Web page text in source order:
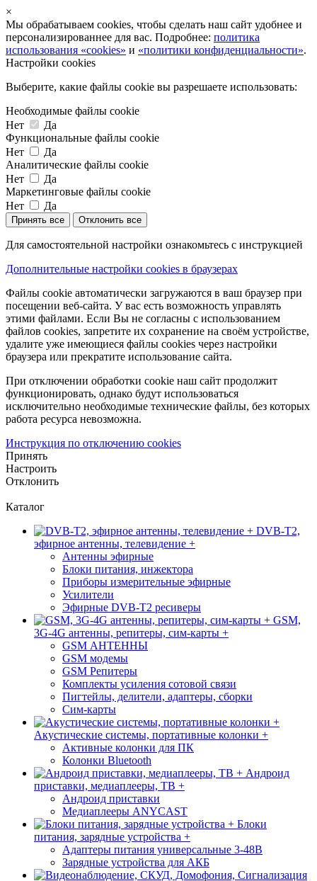
×
Мы обрабатываем cookies, чтобы сделать наш сайт удобнее и
персонализированнее для вас. Подробнее: политика
использования «cookies» и «политики конфиденциальности».
Настройки cookies
Выберите, какие файлы cookie вы разрешаете использовать:
Необходимые файлы cookie
Нет
Да
Функциональные файлы cookie
Нет
Да
Аналитические файлы cookie
Нет
Да
Маркетинговые файлы cookie
Нет
Да
Принять все Отклонить все
Для самостоятельной настройки ознакомьтесь с инструкцией
Дополнительные настройки cookies в браузерах
Файлы cookie автоматически загружаются в ваш браузер при
посещении веб-сайта. У вас есть возможность управлять
этими файлами. Если Вы не согласны с использованием
файлов cookies, запретите их сохранение на своём устройстве,
удалите уже имеющиеся файлы cookies через настройки
браузера или прекратите использование сайта.
При отключении обработки cookie наш сайт продолжит
функционировать, однако будут использоваться
исключительно необходимые технические файлы, без которых
работа ресурса невозможна.
Инструкция по отключению cookies
Принять
Настроить
Отклонить
Каталог
DVB-T2,
эфирное антенны, телевидение +
Антенны эфирные
Блоки питания, инжектора
Приборы измерительные эфирные
Усилители
Эфирные DVB-T2 ресиверы
GSM,
3G-4G антенны, репитеры, сим-карты +
GSM АНТЕННЫ
GSM модемы
GSM Репитеры
Комплекты усиления сотовой связи
Пигтейлы, делители, адаптеры, сборки
Сим-карты
Акустические системы, портативные колонки +
Активные колонки для ПК
Колонки Bluetooth
Андроид
приставки, медиаплееры, ТВ +
Андроид приставки
Медиаплееры ANYCAST
Блоки
питания, зарядные устройства +
Адаптеры питания универсальные 3-48В
Зарядные устройства для АКБ